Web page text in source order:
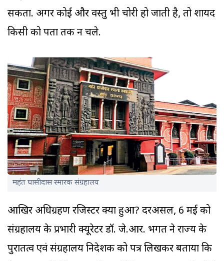
सकता. अगर कोई और वस्तु भी चोरी हो जाती है, तो शायद
किसी को पता तक न चले.
महंत घासीदास स्मारक संग्रहालय
आखिर अधिग्रहण रजिस्टर क्या हुआ? दरअसल, 6 मई को
संग्रहालय के प्रभारी क्यूरेटर डॉ. जे.आर. भगत ने राज्य के
पुरातत्व एवं संग्रहालय निदेशक को पत्र लिखकर बताया कि